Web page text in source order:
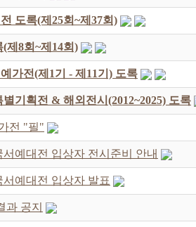
도록(제25회~제37회)
제8회~제14회)
가전(제1기 - 제11기) 도록
기획전 & 해외전시(2012~2025) 도록
전 "필"
예대전 입상자 전시준비 안내
예대전 입상자 발표
과 공지